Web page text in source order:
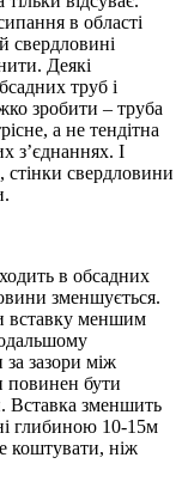
в області
свердловині
Деякі
труб і
зробити – труба
а не тендітна
з’єднаннях. І
стінки свердловини
в обсадних
зменшується.
вставку меншим
зазори між
повинен бути
Вставка зменшить
глибиною 10-15м
коштувати, ніж